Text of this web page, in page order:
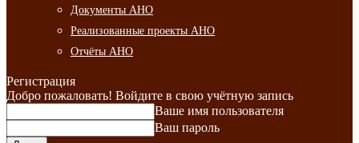
Документы АНО
Реализованные проекты АНО
Отчёты АНО
Регистрация
Добро пожаловать! Войдите в свою учётную запись
Ваше имя пользователя
Ваш пароль